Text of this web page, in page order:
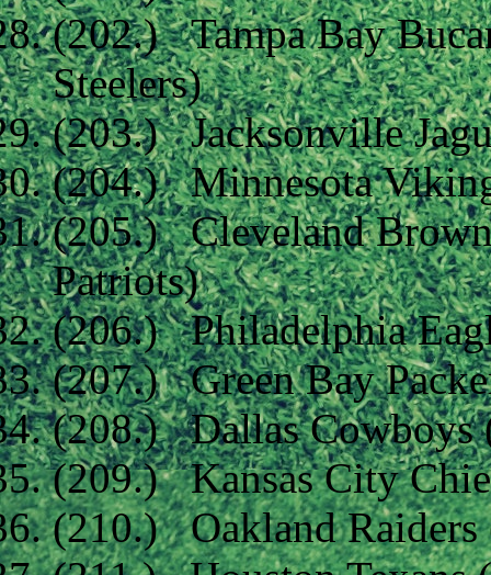
(202.) Tampa Bay
Steelers)
(203.) Jacksonville
(204.) Minnesota
(205.) Cleveland
Patriots)
(206.) Philadelphia
(207.) Green Bay
(208.) Dallas Cowboys
(209.) Kansas City
(210.) Oakland Raiders